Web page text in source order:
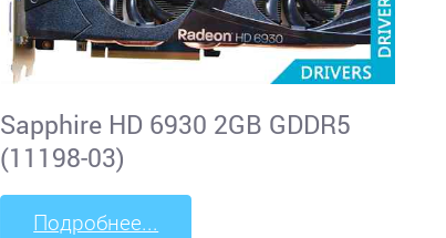
Sapphire HD 6930 2GB GDDR5
(11198-03)
Подробнее...